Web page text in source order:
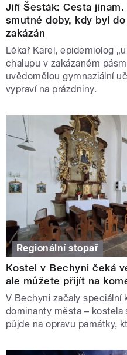
Jiří Šesták: Cesta
smutné doby, kdy byl
zakázán
Lékař Karel, epidemiolog
chalupu v zakázaném
uvědomělou gymnaziální
vypraví na prázdniny.
Regionální stopař
Kostel v Bechyni čeká
ale můžete přijít na
V Bechyni začaly speciální
dominanty města –
půjde na opravu památky,